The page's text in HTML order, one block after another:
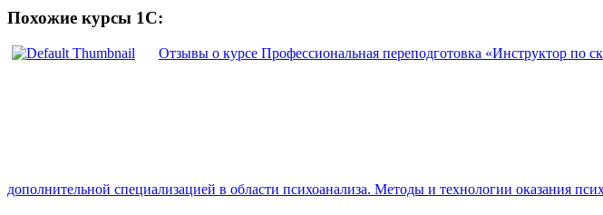
Похожие курсы 1С:
Отзывы о курсе Профессиональная переподготовка «Инструктор по
дополнительной специализацией в области психоанализа. Методы и технологии оказания